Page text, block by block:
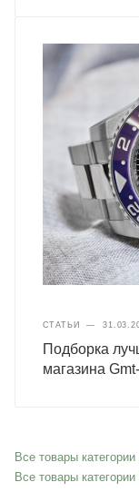
СТАТЬИ —
Подборка
магазина
Все товары
Все товары